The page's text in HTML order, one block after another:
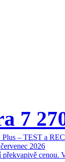
7
– TEST a
2026
překvapivě cenou.